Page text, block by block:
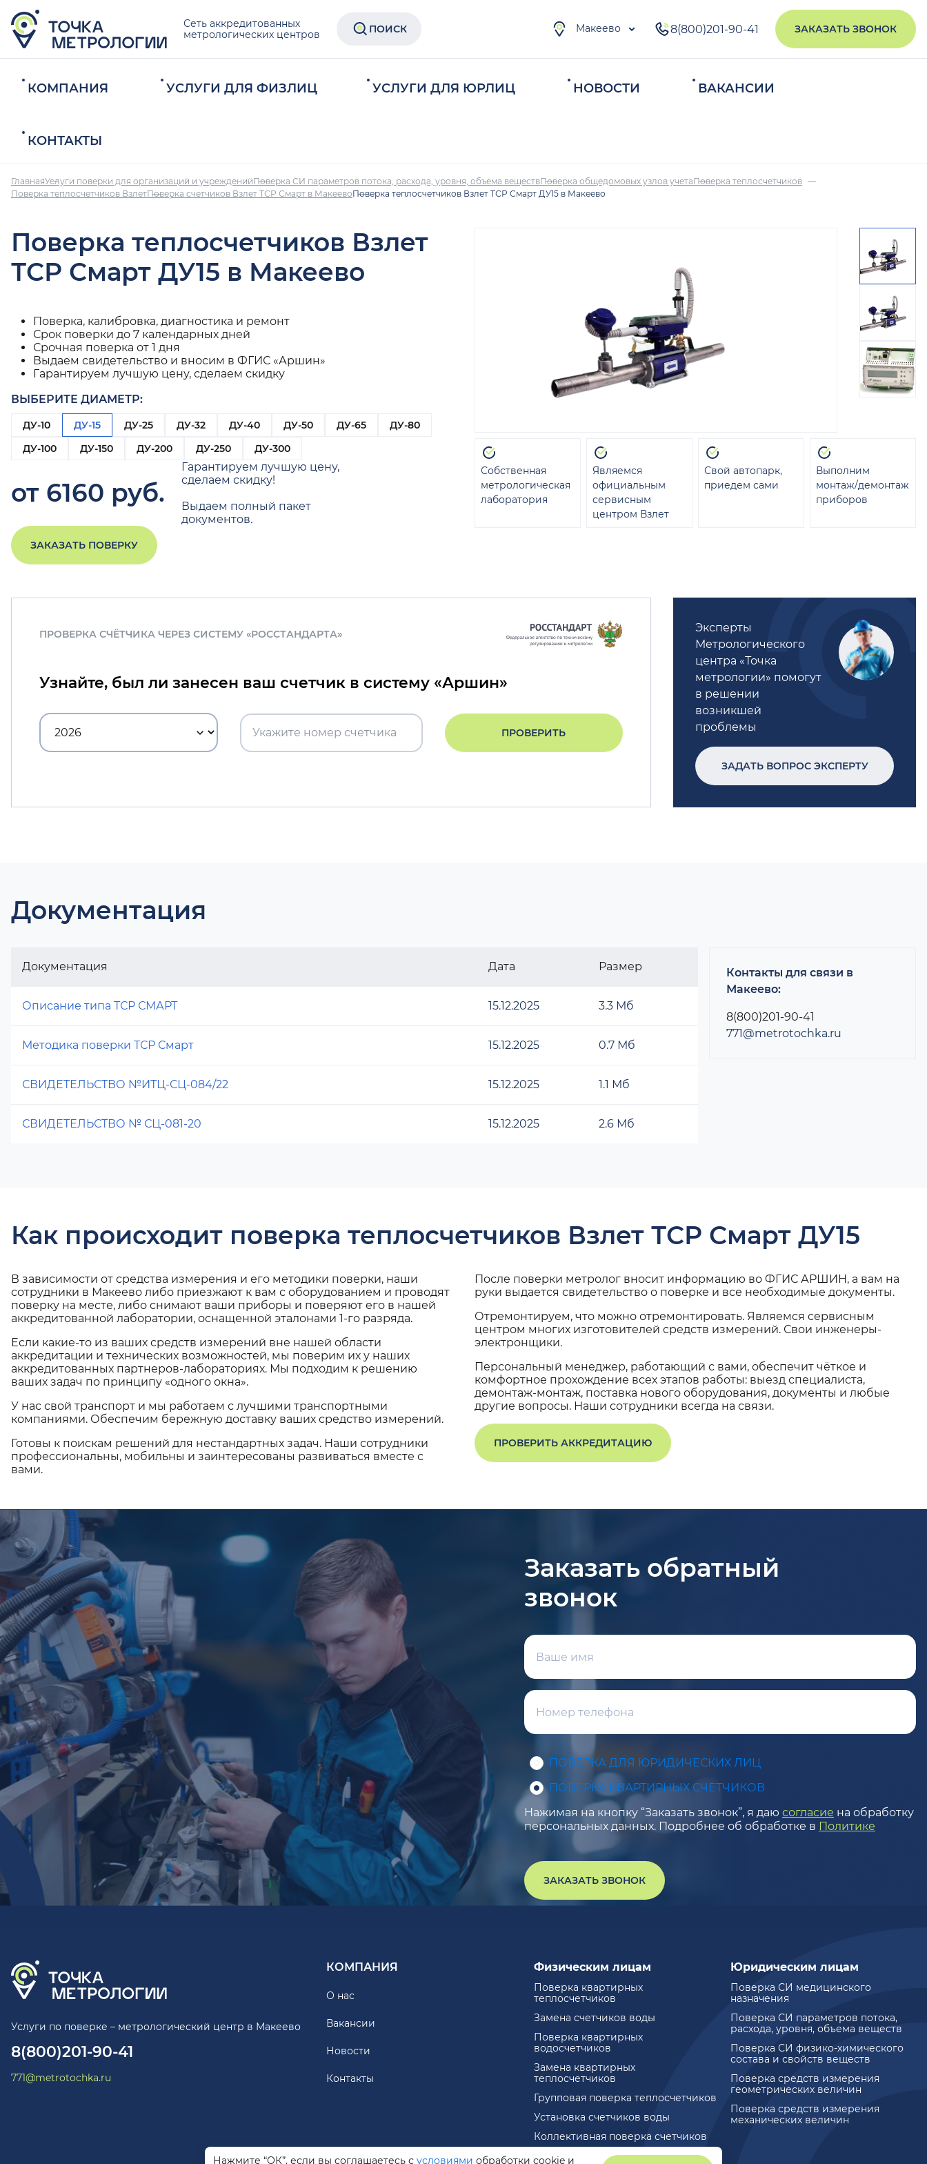
Сеть аккредитованных
метрологических центров
ПОИСК Макеево 8(800)201-90-41 ЗАКАЗАТЬ ЗВОНОК
КОМПАНИЯ УСЛУГИ ДЛЯ ФИЗЛИЦ УСЛУГИ ДЛЯ ЮРЛИЦ НОВОСТИ ВАКАНСИИ
КОНТАКТЫ
ГлавнаяУслуги поверки для организаций и учрежденийПоверка СИ параметров потока, расхода, уровня, объема веществПоверка общедомовых узлов учетаПоверка теплосчетчиков
Поверка теплосчетчиков ВзлетПоверка счетчиков Взлет ТСР Смарт в МакеевоПоверка теплосчетчиков Взлет ТСР Смарт ДУ15 в Макеево
Поверка теплосчетчиков Взлет
ТСР Смарт ДУ15 в Макеево
Поверка, калибровка, диагностика и ремонт
Срок поверки до 7 календарных дней
Срочная поверка от 1 дня
Выдаем свидетельство и вносим в ФГИС «Аршин»
Гарантируем лучшую цену, сделаем скидку
ВЫБЕРИТЕ ДИАМЕТР:
ДУ-10 ДУ-15 ДУ-25 ДУ-32 ДУ-40 ДУ-50 ДУ-65
ДУ-80
ДУ-100
ДУ-150 ДУ-200 ДУ-250 ДУ-300
от 6160 руб.
Гарантируем лучшую цену,
сделаем скидку!
Выдаем полный пакет
документов.
ЗАКАЗАТЬ ПОВЕРКУ
Собственная
метрологическая
лаборатория
Являемся
официальным
сервисным
центром Взлет
Свой автопарк,
приедем сами
Выполним
монтаж/демонтаж
приборов
ПРОВЕРКА СЧЁТЧИКА ЧЕРЕЗ СИСТЕМУ «РОССТАНДАРТА»
Узнайте, был ли занесен ваш счетчик в систему «Аршин»
ПРОВЕРИТЬ
Эксперты
Метрологического
центра «Точка
метрологии» помогут
в решении
возникшей
проблемы
ЗАДАТЬ ВОПРОС ЭКСПЕРТУ
Документация
Документация Дата Размер
Описание типа ТСР СМАРТ 15.12.2025 3.3 Мб
Методика поверки ТСР Смарт 15.12.2025 0.7 Мб
СВИДЕТЕЛЬСТВО №ИТЦ-СЦ-084/22 15.12.2025 1.1 Мб
СВИДЕТЕЛЬСТВО № СЦ-081-20 15.12.2025 2.6 Мб
Контакты для связи в
Макеево:
8(800)201-90-41
771@metrotochka.ru
Как происходит поверка теплосчетчиков Взлет ТСР Смарт ДУ15
В зависимости от средства измерения и его методики поверки, наши
сотрудники в Макеево либо приезжают к вам с оборудованием и проводят
поверку на месте, либо снимают ваши приборы и поверяют его в нашей
аккредитованной лаборатории, оснащенной эталонами 1-го разряда.
Если какие-то из ваших средств измерений вне нашей области
аккредитации и технических возможностей, мы поверим их у наших
аккредитованных партнеров-лабораториях. Мы подходим к решению
ваших задач по принципу «одного окна».
У нас свой транспорт и мы работаем с лучшими транспортными
компаниями. Обеспечим бережную доставку ваших средство измерений.
Готовы к поискам решений для нестандартных задач. Наши сотрудники
профессиональны, мобильны и заинтересованы развиваться вместе с
вами.
После поверки метролог вносит информацию во ФГИС АРШИН, а вам на
руки выдается свидетельство о поверке и все необходимые документы.
Отремонтируем, что можно отремонтировать. Являемся сервисным
центром многих изготовителей средств измерений. Свои инженеры-
электронщики.
Персональный менеджер, работающий с вами, обеспечит чёткое и
комфортное прохождение всех этапов работы: выезд специалиста,
демонтаж-монтаж, поставка нового оборудования, документы и любые
другие вопросы. Наши сотрудники всегда на связи.
ПРОВЕРИТЬ АККРЕДИТАЦИЮ
Заказать обратный
звонок
ПОВЕРКА ДЛЯ ЮРИДИЧЕСКИХ ЛИЦ
ПОВЕРКА КВАРТИРНЫХ СЧЕТЧИКОВ
Нажимая на кнопку “Заказать звонок”, я даю согласие на обработку
персональных данных. Подробнее об обработке в Политике
ЗАКАЗАТЬ ЗВОНОК
Услуги по поверке – метрологический центр в Макеево
8(800)201-90-41
771@metrotochka.ru
КОМПАНИЯ
О нас
Вакансии
Новости
Контакты
Физическим лицам
Поверка квартирных
теплосчетчиков
Замена счетчиков воды
Поверка квартирных
водосчетчиков
Замена квартирных
теплосчетчиков
Групповая поверка теплосчетчиков
Установка счетчиков воды
Коллективная поверка счетчиков
Юридическим лицам
Поверка СИ медицинского
назначения
Поверка СИ параметров потока,
расхода, уровня, объема веществ
Поверка СИ физико-химического
состава и свойств веществ
Поверка средств измерения
геометрических величин
Поверка средств измерения
механических величин
Нажмите “ОК”, если вы соглашаетесь с условиями обработки cookie и